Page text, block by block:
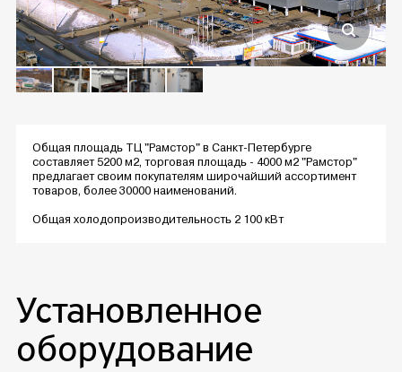
Общая площадь ТЦ "Рамстор" в Санкт-Петербурге
составляет 5200 м2, торговая площадь - 4000 м2 "Рамстор"
предлагает своим покупателям широчайший ассортимент
товаров, более 30000 наименований.
Общая холодопроизводительность 2 100 кВт
Установленное
оборудование